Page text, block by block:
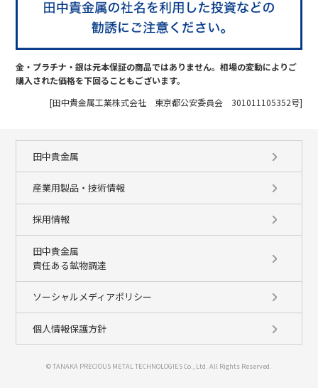
金・プラチナ・銀は元本保証の商品ではありません。相場の変動によりご
購入された価格を下回ることもございます。
[田中貴金属工業株式会社 東京都公安委員会 301011105352号]
田中貴金属
産業用製品・技術情報
採用情報
田中貴金属
責任ある鉱物調達
ソーシャルメディアポリシー
個人情報保護方針
© TANAKA PRECIOUS METAL TECHNOLOGIES Co., Ltd. All Rights Reserved.